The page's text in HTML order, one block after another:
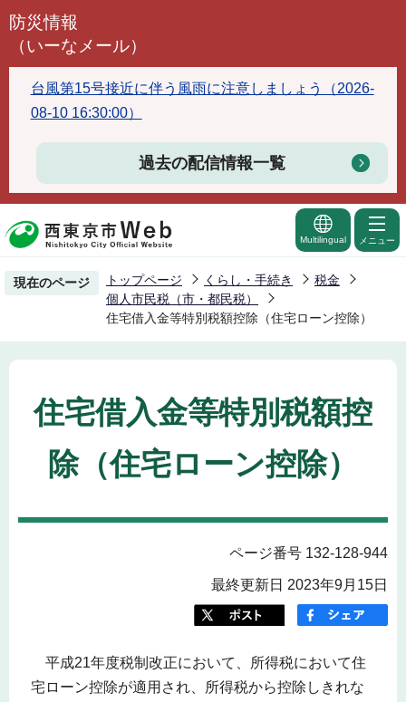
こ
で
す
防災情報
（いーなメール）
台風第15号接近に伴う風雨に注意しましょう（2026-
08-10 16:30:00）
過去の配信情報一覧
Multilingual メニュー
現在のページ トップページ くらし・手続き
税金
個人市民税（市・都民税）
住宅借入金等特別税額控除（住宅ローン控除）
住宅借入金等特別税額控
除（住宅ローン控除）
ページ番号 132-128-944
最終更新日 2023年9月15日
平成21年度税制改正において、所得税において住
宅ローン控除が適用され、所得税から控除しきれな